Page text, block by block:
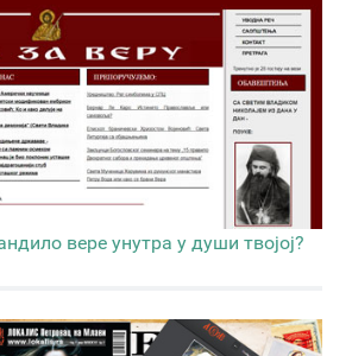
вере унутра у души твојој?